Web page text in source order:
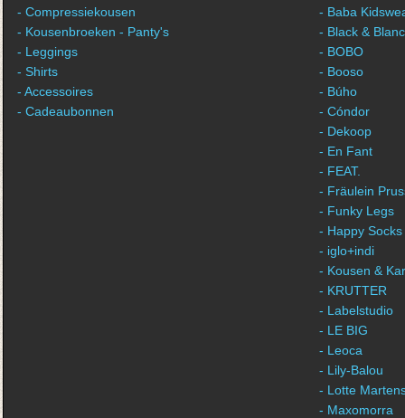
- Compressiekousen
- Kousenbroeken - Panty's
- Leggings
- Shirts
- Accessoires
- Cadeaubonnen
- Baba
- Black &
- BOBO
- Booso
- Búho
- Cóndor
- Dekoop
- En Fant
- FEAT.
- Fräulein
- Funky Legs
- Happy Socks
- iglo+indi
- Kousen &
- KRUTTER
- Labelstudio
- LE BIG
- Leoca
- Lily-Balou
- Lotte
- Maxomorra